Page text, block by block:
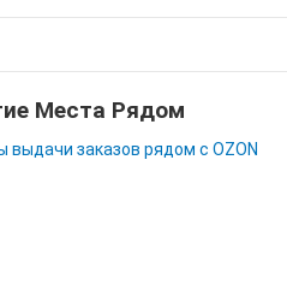
Места Рядом
выдачи заказов рядом с OZON